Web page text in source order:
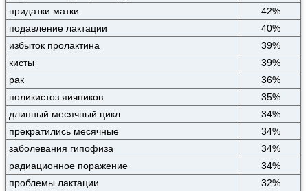
придатки матки
42%
подавление лактации
40%
избыток пролактина
39%
кисты
39%
рак
36%
поликистоз яичников
35%
длинный месячный цикл
34%
прекратились месячные
34%
заболевания гипофиза
34%
радиационное поражение
34%
проблемы лактации
32%